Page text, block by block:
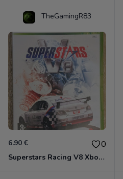
TheGamingR83
6.90 € 0
Superstars Racing V8 Xbox 360